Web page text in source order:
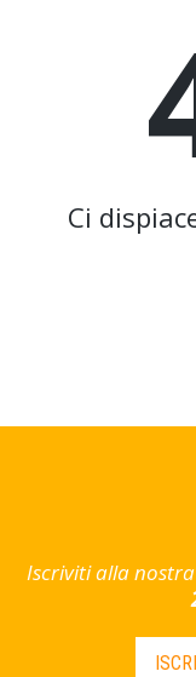
Ci
Iscriviti alla